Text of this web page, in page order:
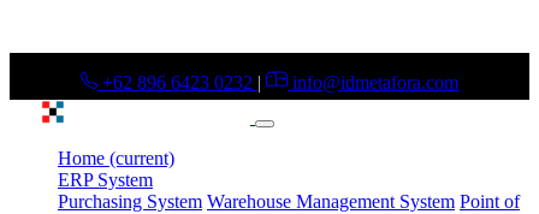
+62 896 6423 0232 | info@idmetafora.com
Home (current)
ERP System
Purchasing System Warehouse Management System Point of